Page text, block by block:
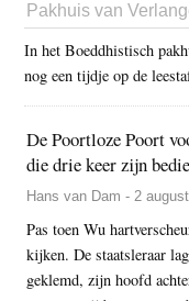
Pakhuis van
In het Boeddhistisch
nog een tijdje op de
De Poortloze Poort
die drie keer zijn
Hans van Dam - 2
Pas toen Wu
kijken. De staatsleraar
geklemd, zijn hoofd